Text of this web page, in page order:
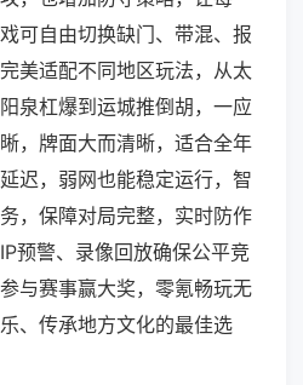
可自由切换缺门、带混、报
美适配不同地区玩法，从太
泉杠爆到运城推倒胡，一应
，牌面大而清晰，适合全年
迟，弱网也能稳定运行，智
，保障对局完整，实时防作
预警、录像回放确保公平竞
与赛事赢大奖，零氪畅玩无
、传承地方文化的最佳选